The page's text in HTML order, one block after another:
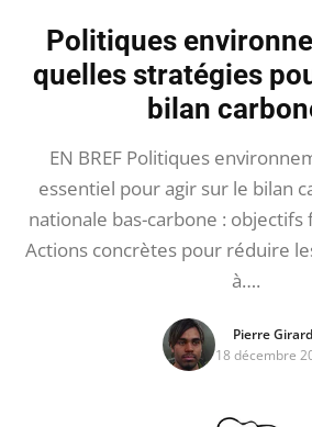
Politiques
quelles stratégies
bilan
EN BREF Politiques
essentiel pour agir sur le bilan
nationale bas-carbone : objectifs
Actions concrètes pour réduire
à….
Pierre Girard
18 décembre